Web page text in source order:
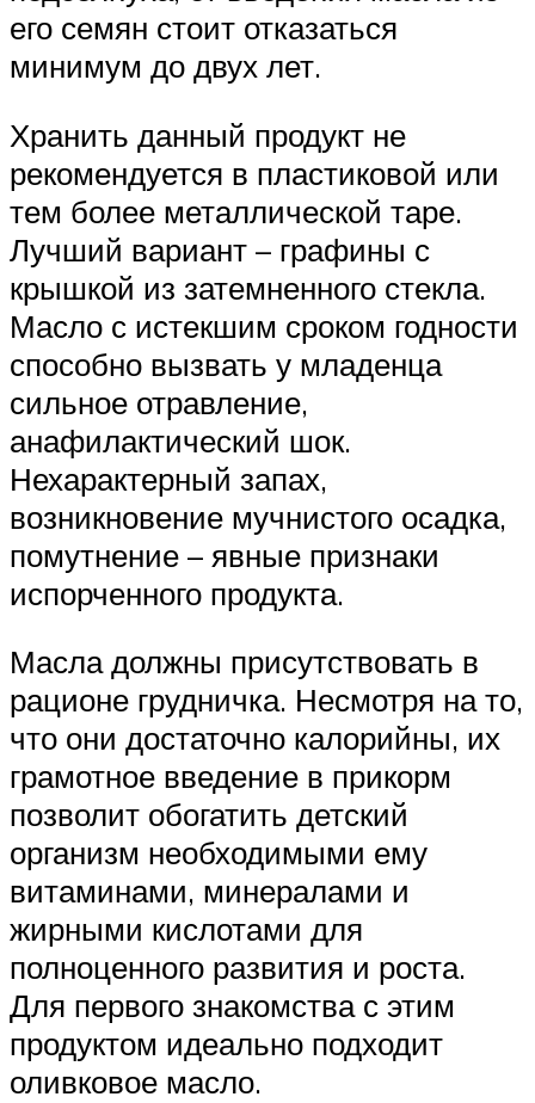
его семян стоит отказаться
минимум до двух лет.
Хранить данный продукт не
рекомендуется в пластиковой или
тем более металлической таре.
Лучший вариант – графины с
крышкой из затемненного стекла.
Масло с истекшим сроком годности
способно вызвать у младенца
сильное отравление,
анафилактический шок.
Нехарактерный запах,
возникновение мучнистого осадка,
помутнение – явные признаки
испорченного продукта.
Масла должны присутствовать в
рационе грудничка. Несмотря на то,
что они достаточно калорийны, их
грамотное введение в прикорм
позволит обогатить детский
организм необходимыми ему
витаминами, минералами и
жирными кислотами для
полноценного развития и роста.
Для первого знакомства с этим
продуктом идеально подходит
оливковое масло.